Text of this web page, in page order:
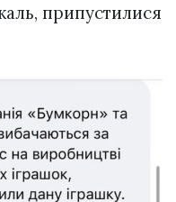
припустилися